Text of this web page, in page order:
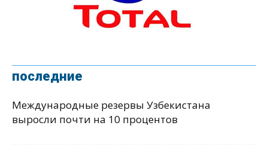
последние
Международные резервы Узбекистана
выросли почти на 10 процентов